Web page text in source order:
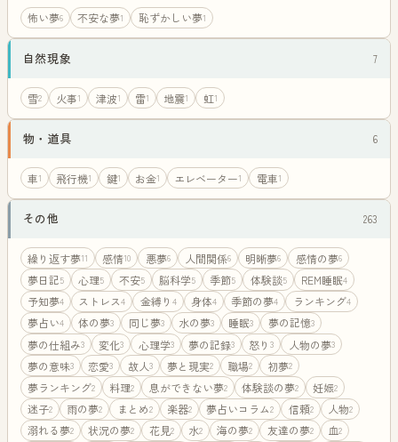
怖い夢6 不安な夢1 恥ずかしい夢1
自然現象 7
雪2 火事1 津波1 雷1 地震1 虹1
物・道具 6
車1 飛行機1 鍵1 お金1 エレベーター1 電車1
その他 263
繰り返す夢11 感情10 悪夢6 人間関係6 明晰夢6 感情の夢6
夢日記5 心理5 不安5 脳科学5 季節5 体験談5 REM睡眠4
予知夢4 ストレス4 金縛り 4 身体4 季節の夢4 ランキング4
夢占い4 体の夢3 同じ夢3 水の夢3 睡眠3 夢の記憶3
夢の仕組み3 変化3 心理学3 夢の記録3 怒り3 人物の夢3
夢の意味3 恋愛3 故人3 夢と現実2 職場2 初夢2
夢ランキング2 料理2 息ができない夢2 体験談の夢2 妊娠2
迷子2 雨の夢2 まとめ2 楽器2 夢占いコラム2 信頼2 人物2
溺れる夢2 状況の夢2 花見2 水2 海の夢2 友達の夢2 血2